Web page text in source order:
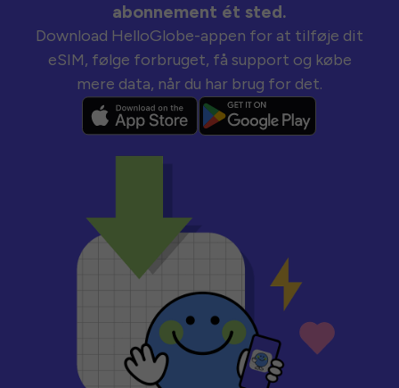
abonnement ét sted.
Download HelloGlobe-appen for at tilføje dit
eSIM, følge forbruget, få support og købe
mere data, når du har brug for det.